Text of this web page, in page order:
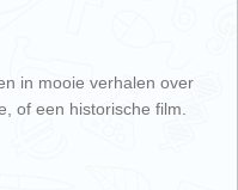
in mooie verhalen over
of een historische film.